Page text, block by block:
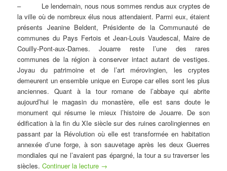
– Le lendemain, nous nous sommes rendus aux cryptes de
la ville où de nombreux élus nous attendaient. Parmi eux, étaient
présents Jeanine Beldent, Présidente de la Communauté de
communes du Pays Fertois et Jean-Louis Vaudescal, Maire de
Couilly-Pont-aux-Dames. Jouarre reste l’une des rares
communes de la région à conserver intact autant de vestiges.
Joyau du patrimoine et de l’art mérovingien, les cryptes
demeurent un ensemble unique en Europe car elles sont les plus
anciennes. Quant à la tour romane de l’abbaye qui abrite
aujourd’hui le magasin du monastère, elle est sans doute le
monument qui résume le mieux l’histoire de Jouarre. De son
édification à la fin du XIe siècle sur des ruines carolingiennes en
passant par la Révolution où elle est transformée en habitation
annexée d’une forge, à son sauvetage après les deux Guerres
mondiales qui ne l’avaient pas épargné, la tour a su traverser les
siècles.Continuer la lecture →